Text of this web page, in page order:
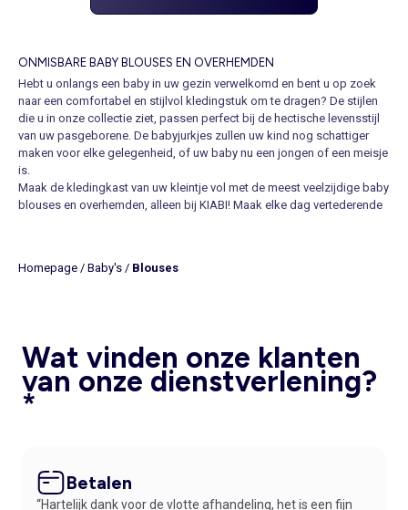
ONMISBARE BABY BLOUSES EN OVERHEMDEN
Hebt u onlangs een baby in uw gezin verwelkomd en bent u op zoek
naar een comfortabel en stijlvol kledingstuk om te dragen? De stijlen
die u in onze collectie ziet, passen perfect bij de hectische levensstijl
van uw pasgeborene. De babyjurkjes zullen uw kind nog schattiger
maken voor elke gelegenheid, of uw baby nu een jongen of een meisje
is.
Maak de kledingkast van uw kleintje vol met de meest veelzijdige baby
blouses en overhemden, alleen bij KIABI! Maak elke dag vertederende
of leuke prints.
speciale gelegenheden. Stoffen als biologisch katoen, linnen of flanel
respecteren hun tere babyhuidje terwijl ze de wereld ontdekken.
Ontdek blouses voor baby meisjes met borduursels, schattige
kraagjes of originele prints, die er niet alleen fantastisch uitzien, maar
KLEINTJE
Ontdek hier drie prachtige combinaties:
Homepage / Baby's / Blouses
Wat vinden onze klanten
van onze dienstverlening?
*
Betalen
“Hartelijk dank voor de vlotte afhandeling, het is een fijn